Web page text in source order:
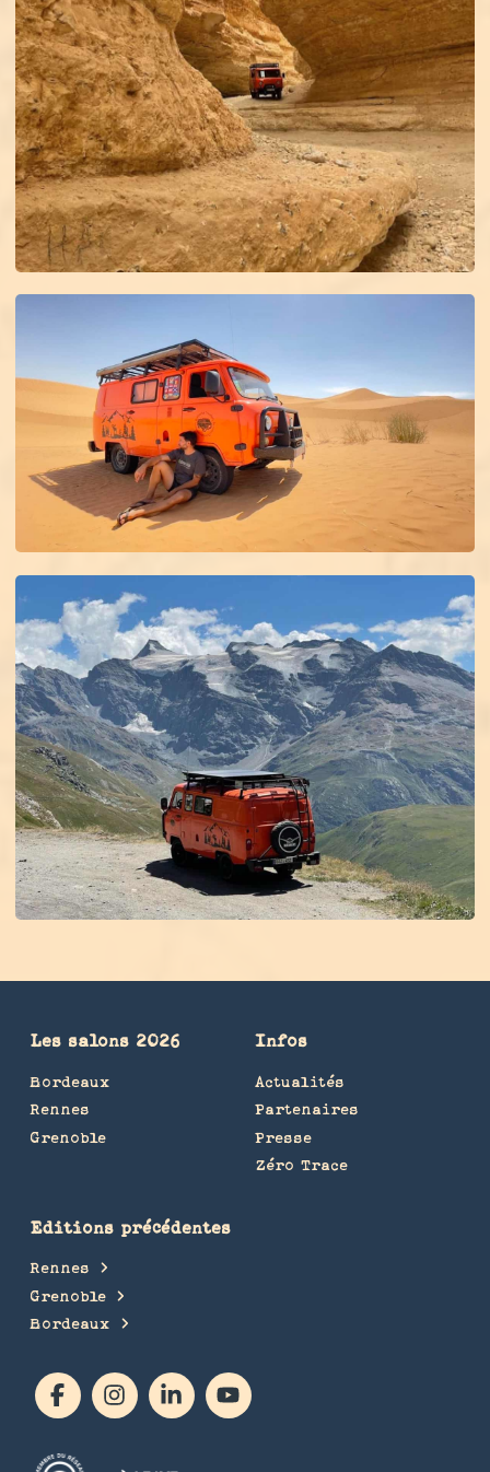
Les salons 2026
Bordeaux
Rennes
Grenoble
Infos
Actualités
Partenaires
Presse
Zéro Trace
Editions précédentes
Rennes
Grenoble
Bordeaux